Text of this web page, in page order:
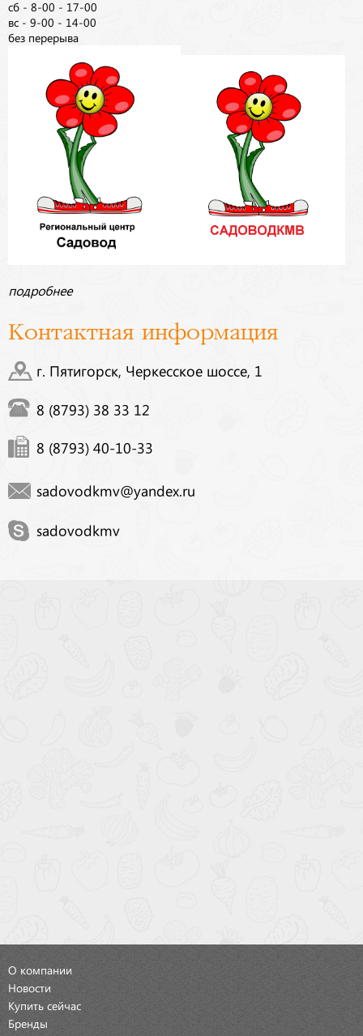
сб - 8-00 - 17-00
вс - 9-00 - 14-00
без перерыва
подробнее
Контактная информация
г. Пятигорск, Черкесское шоссе, 1
8 (8793) 38 33 12
8 (8793) 40-10-33
sadovodkmv@yandex.ru
sadovodkmv
О компании
Новости
Купить сейчас
Бренды